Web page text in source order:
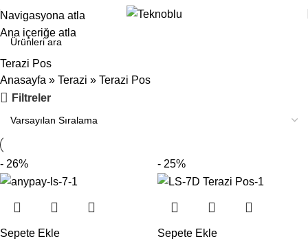
Navigasyona atla
Ana içeriğe atla
Terazi Pos
Anasayfa » Terazi » Terazi Pos
Filtreler
- 26%
Sepete Ekle
- 25%
Sepete Ekle